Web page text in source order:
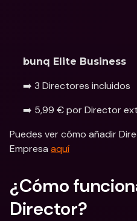
bunq Elite Business
➡️ 3 Directores incluidos
➡️ 5,99 € por Director
Puedes ver cómo añadir
Empresa aquí
¿Cómo
Director?